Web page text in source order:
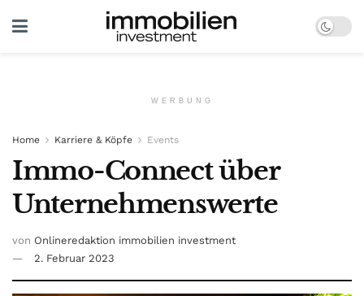
WERBUNG
Home Karriere & Köpfe Events
Immo-Connect über
Unternehmenswerte
von Onlineredaktion immobilien investment
2. Februar 2023